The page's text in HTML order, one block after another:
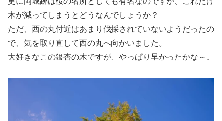
木が減ってしまうとどうなんでしょうか？
ただ、西の丸付近はあまり伐採されていないようだったの
で、気を取り直して西の丸へ向かいました。
大好きなこの銀杏の木ですが、やっぱり早かったかな～。